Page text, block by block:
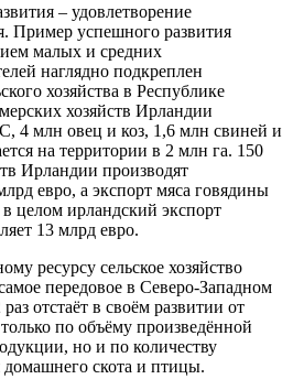
– удовлетворение
Пример успешного развития
малых и средних
наглядно подкреплен
хозяйства в Республике
хозяйств Ирландии
4 млн овец и коз, 1,6 млн свиней и
на территории в 2 млн га. 150
Ирландии производят
евро, а экспорт мяса говядины
целом ирландский экспорт
13 млрд евро.
ресурсу сельское хозяйство
передовое в Северо-Западном
отстаёт в своём развитии от
по объёму произведённой
но и по количеству
домашнего скота и птицы.